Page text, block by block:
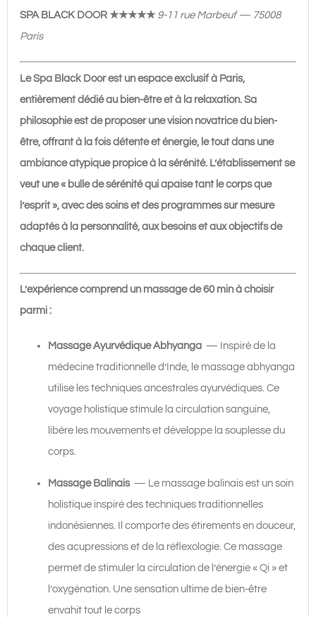
sauna,
200€
SPA BLACK DOOR ★★★★★ 9-11 rue Marbeuf — 75008
Paris
Le Spa Black Door est un espace exclusif à Paris,
entièrement dédié au bien-être et à la relaxation. Sa
philosophie est de proposer une vision novatrice du bien-
être, offrant à la fois détente et énergie, le tout dans une
ambiance atypique propice à la sérénité. L’établissement se
veut une « bulle de sérénité qui apaise tant le corps que
l’esprit », avec des soins et des programmes sur mesure
adaptés à la personnalité, aux besoins et aux objectifs de
chaque client.
L’expérience comprend un massage de 60 min à choisir
parmi :
Massage Ayurvédique Abhyanga — Inspiré de la
médecine traditionnelle d’Inde, le massage abhyanga
utilise les techniques ancestrales ayurvédiques. Ce
voyage holistique stimule la circulation sanguine,
libère les mouvements et développe la souplesse du
corps.
Massage Balinais— Le massage balinais est un soin
holistique inspiré des techniques traditionnelles
indonésiennes. Il comporte des étirements en douceur,
des acupressions et de la réflexologie. Ce massage
permet de stimuler la circulation de l’énergie « Qi » et
l’oxygénation. Une sensation ultime de bien-être
envahit tout le corps